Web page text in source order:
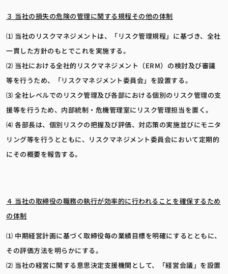
３ 当社の損失の危険の管理に関する規程その他の体制
⑴ 当社のリスクマネジメントは、「リスク管理規程」に基づき、全社
一貫した方針のもとでこれを実施する。
⑵ 当社における全社的リスクマネジメント（ERM）の検討及び審議
等を行うため、「リスクマネジメント委員会」を設置する。
⑶ 全社レベルでのリスク管理及び各部における個別のリスク管理の支
援等を行うため、内部統制・危機管理室にリスク管理担当を置く。
⑷ 各部長は、個別リスクの把握及び評価、対応策の実施並びにモニタ
リング等を行うとともに、リスクマネジメント委員会において定期的
にその概要を報告する。
４ 当社の取締役の職務の執行が効率的に行われることを確保するため
の体制
⑴ 中期経営計画に基づく取締役毎の業績目標を明確にするとともに、
その評価方法を明らかにする。
⑵ 当社の経営に関する意思決定支援機関として、「経営会議」を設置